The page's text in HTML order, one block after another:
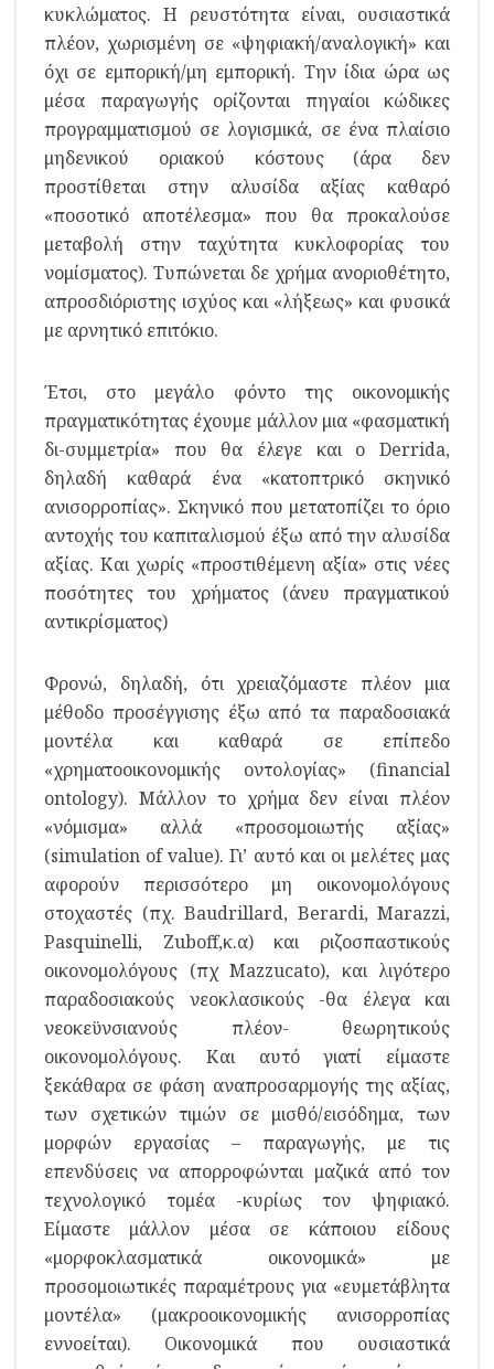
κυκλώματος. Η ρευστότητα είναι, ουσιαστικά
πλέον, χωρισμένη σε «ψηφιακή/αναλογική» και
όχι σε εμπορική/μη εμπορική. Την ίδια ώρα ως
μέσα παραγωγής ορίζονται πηγαίοι κώδικες
προγραμματισμού σε λογισμικά, σε ένα πλαίσιο
μηδενικού οριακού κόστους (άρα δεν
προστίθεται στην αλυσίδα αξίας καθαρό
«ποσοτικό αποτέλεσμα» που θα προκαλούσε
μεταβολή στην ταχύτητα κυκλοφορίας του
νομίσματος). Τυπώνεται δε χρήμα ανοριοθέτητο,
απροσδιόριστης ισχύος και «λήξεως» και φυσικά
με αρνητικό επιτόκιο.
Έτσι, στο μεγάλο φόντο της οικονομικής
πραγματικότητας έχουμε μάλλον μια «φασματική
δι-συμμετρία» που θα έλεγε και ο Derrida,
δηλαδή καθαρά ένα «κατοπτρικό σκηνικό
ανισορροπίας». Σκηνικό που μετατοπίζει το όριο
αντοχής του καπιταλισμού έξω από την αλυσίδα
αξίας. Και χωρίς «προστιθέμενη αξία» στις νέες
ποσότητες του χρήματος (άνευ πραγματικού
αντικρίσματος)
Φρονώ, δηλαδή, ότι χρειαζόμαστε πλέον μια
μέθοδο προσέγγισης έξω από τα παραδοσιακά
μοντέλα και καθαρά σε επίπεδο
«χρηματοοικονομικής οντολογίας» (financial
ontology). Μάλλον το χρήμα δεν είναι πλέον
«νόμισμα» αλλά «προσομοιωτής αξίας»
(simulation of value). Γι’ αυτό και οι μελέτες μας
αφορούν περισσότερο μη οικονομολόγους
στοχαστές (πχ. Baudrillard, Berardi, Marazzi,
Pasquinelli, Zuboff,κ.α) και ριζοσπαστικούς
οικονομολόγους (πχ Mazzucato), και λιγότερο
παραδοσιακούς νεοκλασικούς -θα έλεγα και
νεοκεϋνσιανούς πλέον- θεωρητικούς
οικονομολόγους. Και αυτό γιατί είμαστε
ξεκάθαρα σε φάση αναπροσαρμογής της αξίας,
των σχετικών τιμών σε μισθό/εισόδημα, των
μορφών εργασίας – παραγωγής, με τις
επενδύσεις να απορροφώνται μαζικά από τον
τεχνολογικό τομέα -κυρίως τον ψηφιακό.
Είμαστε μάλλον μέσα σε κάποιου είδους
«μορφοκλασματικά οικονομικά» με
προσομοιωτικές παραμέτρους για «ευμετάβλητα
μοντέλα» (μακροοικονομικής ανισορροπίας
εννοείται). Οικονομικά που ουσιαστικά